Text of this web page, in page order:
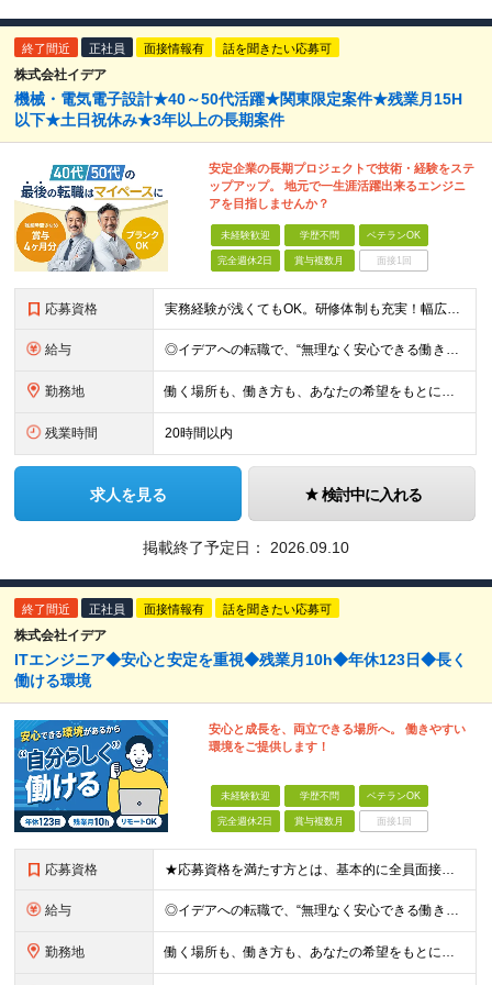
終了間近 正社員 面接情報有 話を聞きたい応募可
株式会社イデア
機械・電気電子設計★40～50代活躍★関東限定案件★残業月15H
以下★土日祝休み★3年以上の長期案件
安定企業の長期プロジェクトで技術・経験をステ
ップアップ。 地元で一生涯活躍出来るエンジニ
アを目指しませんか？
未経験歓迎 学歴不問 ベテランOK
完全週休2日 賞与複数月 面接1回
応募資格 実務経験が浅くてもOK。研修体制も充実！幅広いプロジェクトで ■学歴不問 ■以前、エンジニアとして就業経験のある方歓迎！ ＼1つでも当てはまれば、大歓迎！／ ◇設計業務経験（機械・制御など分野不問
給与 ◎イデアへの転職で、“無理なく安心できる働き方”を。 月給35万円〜＋賞与年2回（前年度実績4ヶ月分） ★経験・スキル・年齢をしっかり考慮し決定します ★時間外手当は全額支給 ★試用期間6ヵ月（雇用
勤務地 働く場所も、働き方も、あなたの希望をもとに決めていきます。 本社のある静岡を中心に、関東・東海エリアで多彩なプロジェクトを展開中。 在宅・出社・リモート併用など、ライフスタイルに合わせて選べます。
残業時間 20時間以内
求人を見る 検討中に入れる
掲載終了予定日： 2026.09.10
終了間近 正社員 面接情報有 話を聞きたい応募可
株式会社イデア
ITエンジニア◆安心と安定を重視◆残業月10h◆年休123日◆長く
働ける環境
安心と成長を、両立できる場所へ。 働きやすい
環境をご提供します！
未経験歓迎 学歴不問 ベテランOK
完全週休2日 賞与複数月 面接1回
応募資格 ★応募資格を満たす方とは、基本的に全員面接！ イデアは人柄と想いを大切にしています。 「もう少し自分に合った環境で働きたい」「安心できるチームで力を発揮したい」 ──そんな気持ちでの応募も大歓迎です。
給与 ◎イデアへの転職で、“無理なく安心できる働き方”を。 月給35万円〜＋賞与年2回（前年度実績4ヶ月分） ★経験・スキル・年齢をしっかり考慮し決定します ★時間外手当は全額支給 ★試用期間6ヵ月（雇用
勤務地 働く場所も、働き方も、あなたの希望をもとに決めていきます。 本社のある静岡を中心に、関東・東海エリアで多彩なプロジェクトを展開中。 在宅・出社・リモート併用など、ライフスタイルに合わせて選べます。